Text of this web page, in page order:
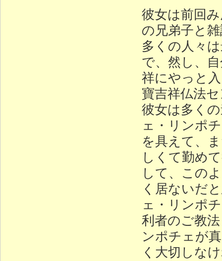
彼女は前回
の兄弟子と
多くの人々
で、然し、
祥にやっと
寶吉祥仏法
彼女は多く
ェ・リンポ
を具えて、
しくて勤め
して、この
く居ないだ
ェ・リンポ
利者のご教
ンポチェが
く大切しな